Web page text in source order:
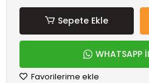
Sepete Ekle
WHATSAPP
Favorilerime ekle